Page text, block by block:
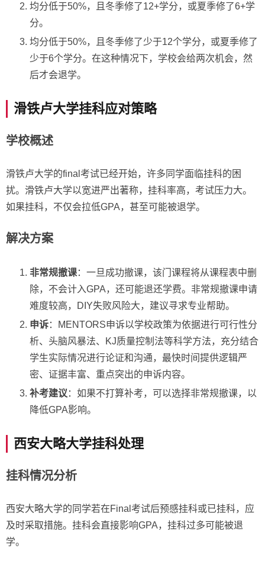
均分低于50%，且冬季修了12+学分，或夏季修了6+学
分。
均分低于50%，且冬季修了少于12个学分，或夏季修了
少于6个学分。在这种情况下，学校会给两次机会，然
后才会退学。
滑铁卢大学挂科应对策略
学校概述
滑铁卢大学的final考试已经开始，许多同学面临挂科的困
扰。滑铁卢大学以宽进严出著称，挂科率高，考试压力大。
如果挂科，不仅会拉低GPA，甚至可能被退学。
解决方案
非常规撤课：一旦成功撤课，该门课程将从课程表中删
除，不会计入GPA，还可能退还学费。非常规撤课申请
难度较高，DIY失败风险大，建议寻求专业帮助。
申诉：MENTORS申诉以学校政策为依据进行可行性分
析、头脑风暴法、KJ质量控制法等科学方法，充分结合
学生实际情况进行论证和沟通，最快时间提供逻辑严
密、证据丰富、重点突出的申诉内容。
补考建议 ：如果不打算补考，可以选择非常规撤课，以
降低GPA影响。
西安大略大学挂科处理
挂科情况分析
西安大略大学的同学若在Final考试后预感挂科或已挂科，应
及时采取措施。挂科会直接影响GPA，挂科过多可能被退
学。